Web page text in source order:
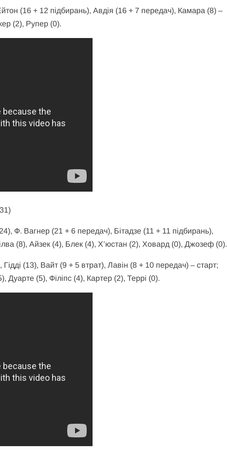
(16 + 12 підбирань), Авдія (16 + 7 передач), Камара (8) –
(2), Рупер (0).
Ф. Вагнер (21 + 6 передач), Бітадзе (11 + 11 підбирань),
(8), Айзек (4), Блек (4), Х’юстан (2), Ховард (0), Джозеф (0).
(13), Вайт (9 + 5 втрат), Лавін (8 + 10 передач) – старт;
Дуарте (5), Філіпс (4), Картер (2), Террі (0).